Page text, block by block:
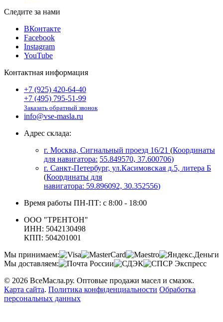
Следите за нами
ВКонтакте
Facebook
Instagram
YouTube
Контактная информация
+7 (925) 420-64-40
+7 (495) 795-51-99
Заказать обратный звонок
info@vse-masla.ru
Адрес склада:
г. Москва, Сигнальный проезд 16/21 (Координаты
для навигатора: 55.849570, 37.600706)
г. Санкт-Петербург, ул.Касимовская д.5, литера Б
(Координаты для
навигатора: 59.896092, 30.352556)
Время работы ПН-ПТ: с 8:00 - 18:00
ООО "ТРЕНТОН"
ИНН: 5042130498
КПП: 504201001
Мы принимаем:
Мы доставляем:
© 2026 ВсеМасла.ру. Оптовые продажи масел и смазок.
Карта сайта. Политика конфиденциальности Обработка
персональных данных